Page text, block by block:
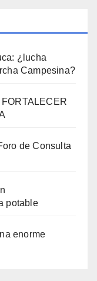
¿lucha
Campesina?
de Consulta
potable
enorme